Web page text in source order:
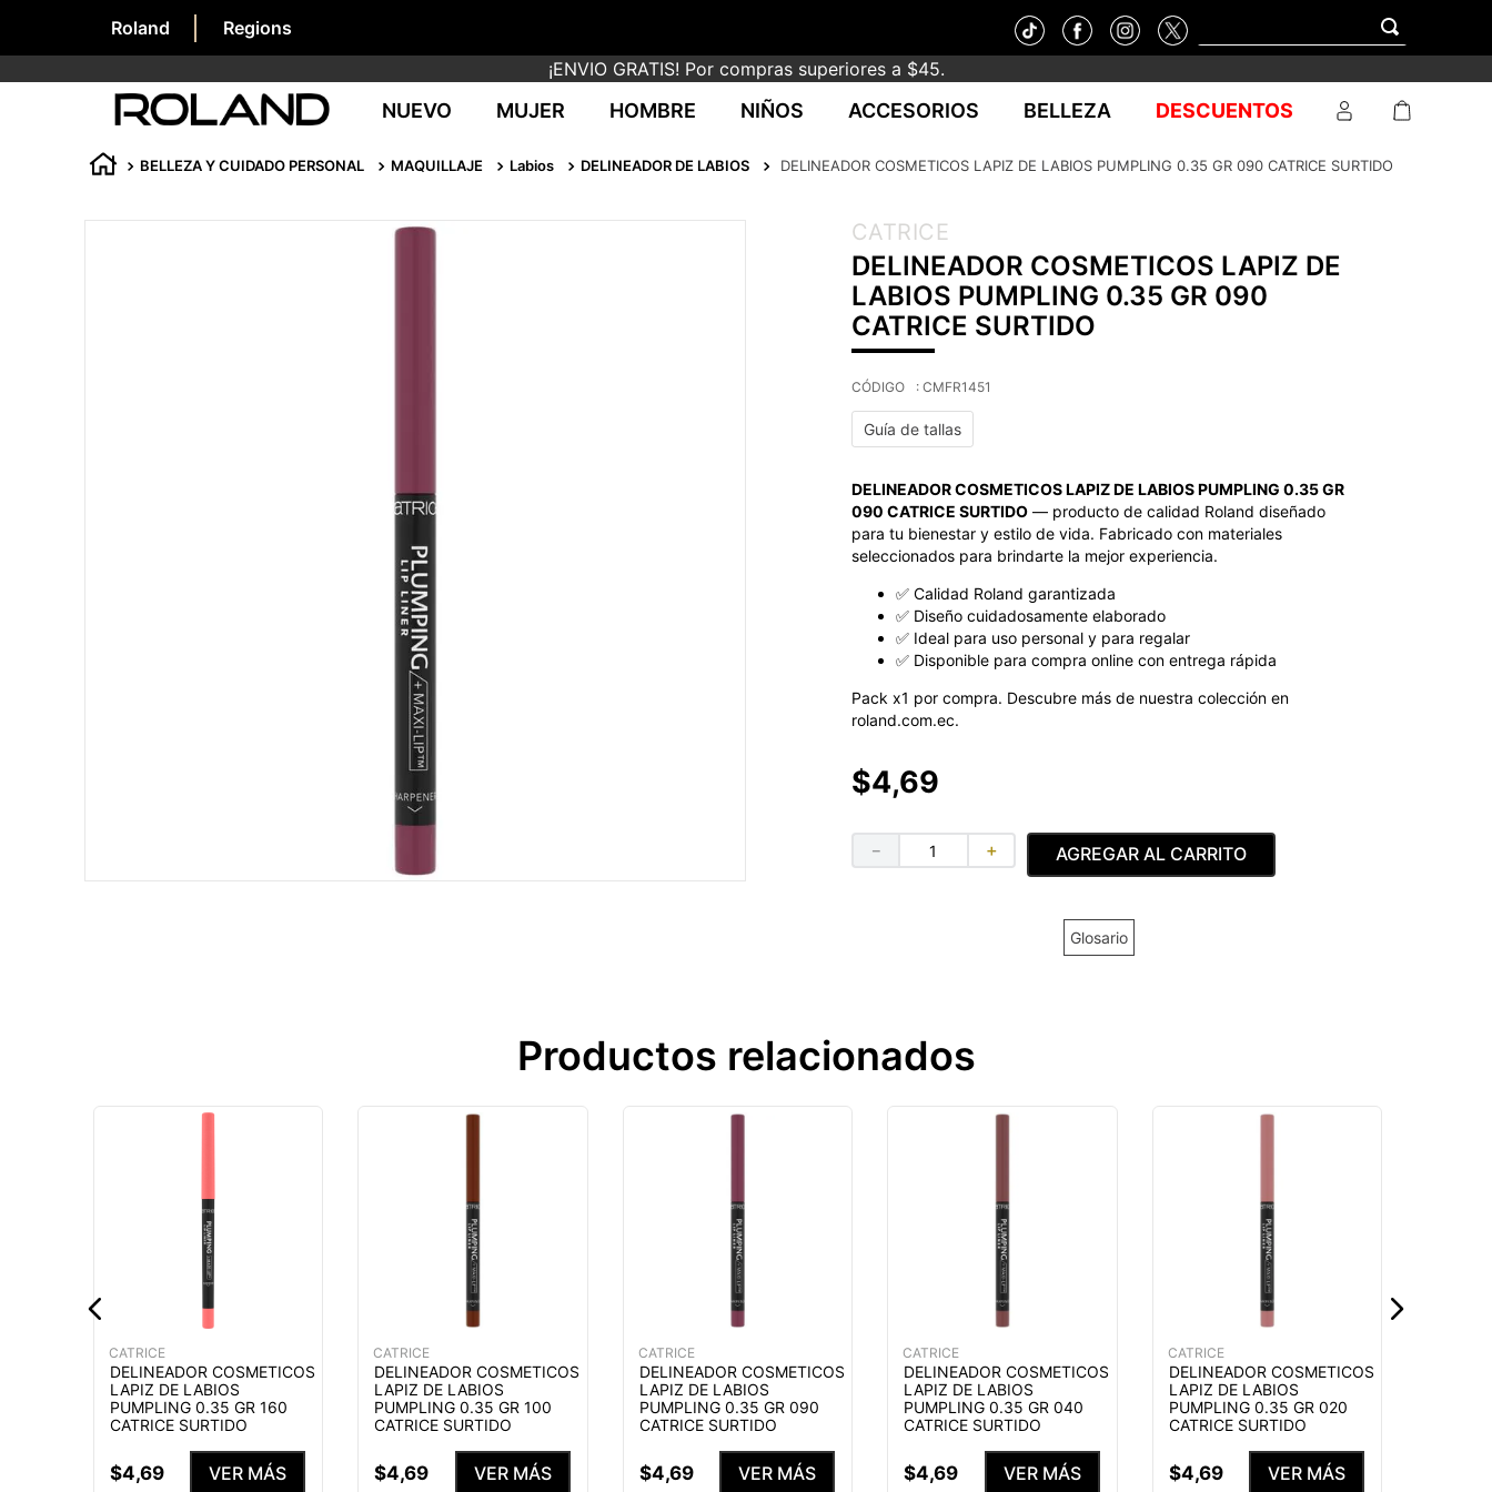
Roland
Regions
¡ENVIO GRATIS! Por compras superiores a $45.
NUEVO MUJER HOMBRE NIÑOS ACCESORIOS BELLEZA DESCUENTOS
BELLEZA Y CUIDADO PERSONAL MAQUILLAJE Labios DELINEADOR DE LABIOS DELINEADOR COSMETICOS LAPIZ DE LABIOS PUMPLING 0.35 GR 090 CATRICE SURTIDO
CATRICE
DELINEADOR COSMETICOS LAPIZ DE
LABIOS PUMPLING 0.35 GR 090
CATRICE SURTIDO
: CMFR1451
Guía de tallas
DELINEADOR COSMETICOS LAPIZ DE LABIOS PUMPLING 0.35 GR
090 CATRICE SURTIDO— producto de calidad Roland diseñado
para tu bienestar y estilo de vida. Fabricado con materiales
seleccionados para brindarte la mejor experiencia.
✅ Calidad Roland garantizada
✅ Diseño cuidadosamente elaborado
✅ Ideal para uso personal y para regalar
✅ Disponible para compra online con entrega rápida
Pack x1 por compra. Descubre más de nuestra colección en
roland.com.ec.
$4,69
＋
－ AGREGAR AL CARRITO
Glosario
Productos relacionados
CATRICE
DELINEADOR COSMETICOS
LAPIZ DE LABIOS
PUMPLING 0.35 GR 160
CATRICE SURTIDO
$4,69 VER MÁS
CATRICE
DELINEADOR COSMETICOS
LAPIZ DE LABIOS
PUMPLING 0.35 GR 100
CATRICE SURTIDO
$4,69 VER MÁS
CATRICE
DELINEADOR COSMETICOS
LAPIZ DE LABIOS
PUMPLING 0.35 GR 090
CATRICE SURTIDO
$4,69 VER MÁS
CATRICE
DELINEADOR COSMETICOS
LAPIZ DE LABIOS
PUMPLING 0.35 GR 040
CATRICE SURTIDO
$4,69 VER MÁS
CATRICE
DELINEADOR COSMETICOS
LAPIZ DE LABIOS
PUMPLING 0.35 GR 020
CATRICE SURTIDO
$4,69 VER MÁS